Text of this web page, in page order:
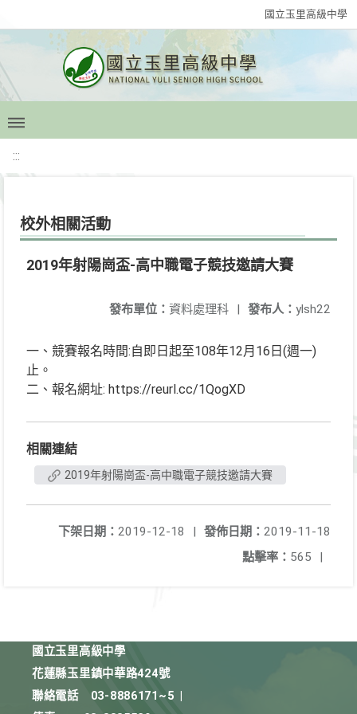
國立玉里高級中學
:::
校外相關活動
2019年射陽崗盃-高中職電子競技邀請大賽
發布人： ylsh22
發布單位： 資料處理科 |
一、競賽報名時間:自即日起至108年12月16日(週一)
止。
二、報名網址: https://reurl.cc/1QogXD
相關連結
2019年射陽崗盃-高中職電子競技邀請大賽
發佈日期： 2019-11-18
下架日期： 2019-12-18
|
點擊率： 565 |
國立玉里高級中學
花蓮縣玉里鎮中華路424號
聯絡電話
03-8886171~5